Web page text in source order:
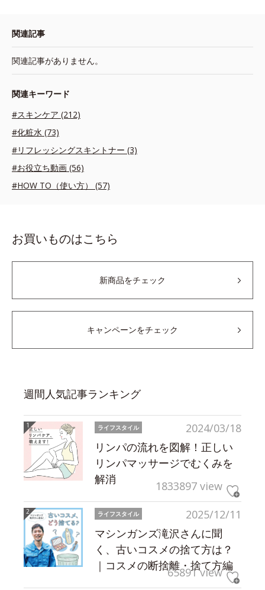
関連記事
関連記事がありません。
関連キーワード
#スキンケア (212)
#化粧水 (73)
#リフレッシングスキントナー (3)
#お役立ち動画 (56)
#HOW TO（使い方） (57)
お買いものはこちら
新商品をチェック
キャンペーンをチェック
週間人気記事ランキング
2024/03/18
ライフスタイル
リンパの流れを図解！正しい
リンパマッサージでむくみを
解消
1833897 view
2025/12/11
ライフスタイル
マシンガンズ滝沢さんに聞
く、古いコスメの捨て方は？
｜コスメの断捨離・捨て方編
65891 view